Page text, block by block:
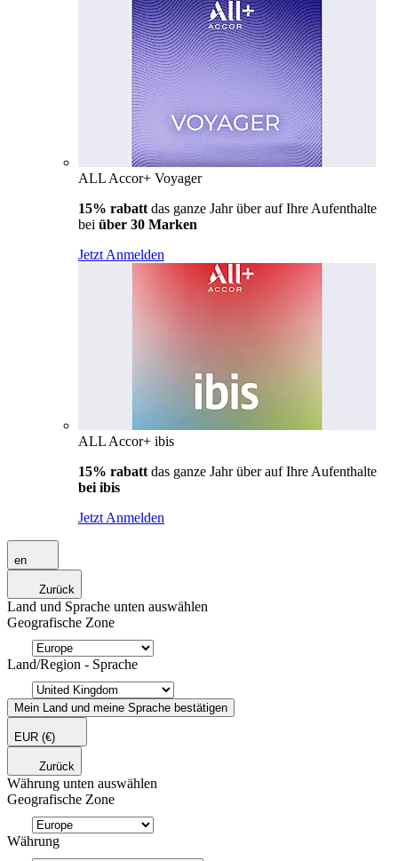
ALL Accor+ Voyager
15% rabatt das ganze Jahr über auf Ihre Aufenthalte
bei über 30 Marken
Jetzt Anmelden
ALL Accor+ ibis
15% rabatt das ganze Jahr über auf Ihre Aufenthalte
bei ibis
Jetzt Anmelden
en
Zurück
Land und Sprache unten auswählen
Geografische Zone
Land/Region - Sprache
Mein Land und meine Sprache bestätigen
EUR (€)
Zurück
Währung unten auswählen
Geografische Zone
Währung